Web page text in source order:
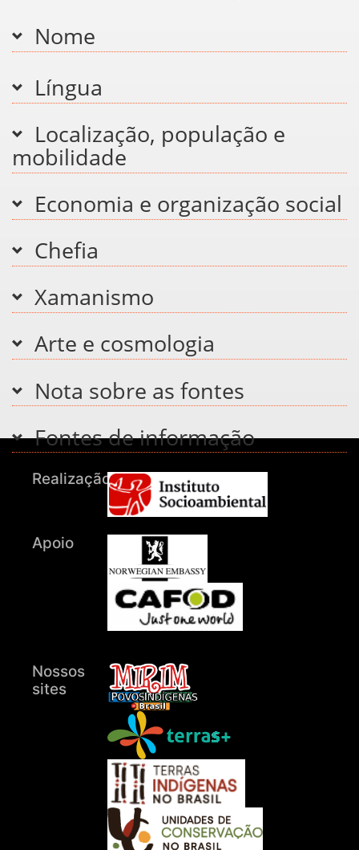
Nome
Língua
Localização, população e
mobilidade
Economia e organização social
Chefia
Xamanismo
Arte e cosmologia
Nota sobre as fontes
Fontes de informação